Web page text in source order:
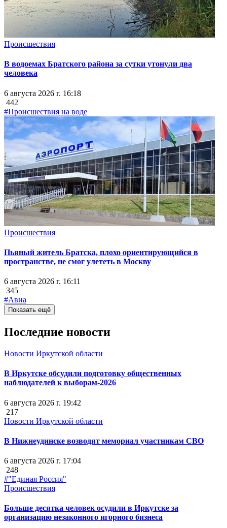
Происшествия
В водоемах Братского района за сутки утонули два
человека
6 августа 2026 г. 16:18
442
#Происшествия на воде
Происшествия
Пьяный житель Братска, плохо ориентирующийся в
пространстве, не смог улететь в Москву
6 августа 2026 г. 16:11
345
#Авиа
Показать ещё
Последние новости
Новости Иркутской области
В Иркутске обсудили подготовку общественных
наблюдателей к выборам-2026
6 августа 2026 г. 19:42
217
Новости Иркутской области
В Нижнеудинске возводят мемориал участникам СВО
6 августа 2026 г. 17:04
248
#"Единая Россия"
Происшествия
Больше десятка человек осудили в Иркутске за
организацию незаконного игорного бизнеса